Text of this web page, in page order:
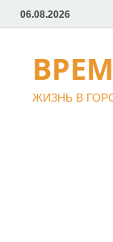
06.08.2026
ЖИЗНЬ В